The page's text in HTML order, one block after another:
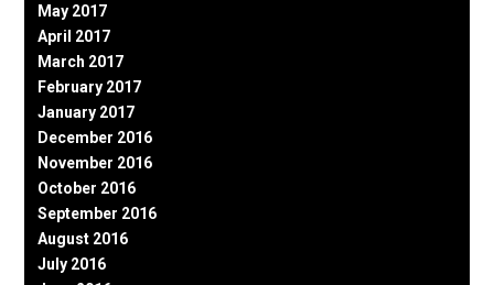
May 2017
April 2017
March 2017
February 2017
January 2017
December 2016
November 2016
October 2016
September 2016
August 2016
July 2016